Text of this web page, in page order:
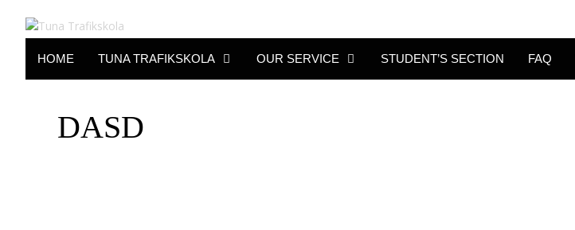
content
HOME TUNA TRAFIKSKOLA OUR SERVICE STUDENT’S SECTION FAQ
DASD